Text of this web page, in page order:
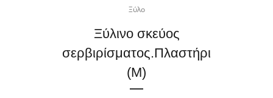
Ξύλο
Ξύλινο σκεύος
σερβιρίσματος.Πλαστήρι
(M)